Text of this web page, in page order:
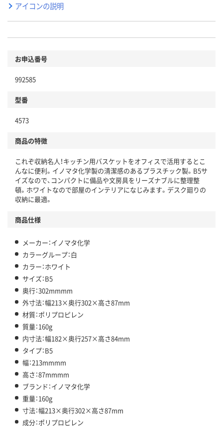
アイコンの説明
お申込番号
992585
型番
4573
商品の特徴
これぞ収納名人！キッチン用バスケットをオフィスで活用するとこ
んなに便利。イノマタ化学製の清潔感のあるプラスチック製。B5サ
イズなので、コンパクトに備品や文房具をリーズナブルに整理整
頓。ホワイトなので部屋のインテリアになじみます。デスク廻りの
収納に最適。
商品仕様
メーカー：イノマタ化学
カラーグループ：白
カラー：ホワイト
サイズ：B5
奥行：302mmmm
外寸法：幅213×奥行302×高さ87mm
材質：ポリプロピレン
質量：160g
内寸法：幅182×奥行257×高さ84mm
タイプ：B5
幅：213mmmm
高さ：87mmmm
ブランド：イノマタ化学
重量：160g
寸法：幅213×奥行302×高さ87mm
成分：ポリプロピレン